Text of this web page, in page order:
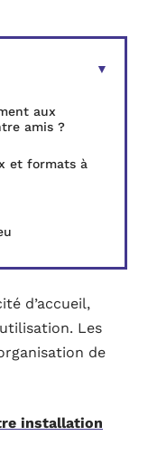
aux
amis ?
et formats à
d’accueil,
Les
de
installation